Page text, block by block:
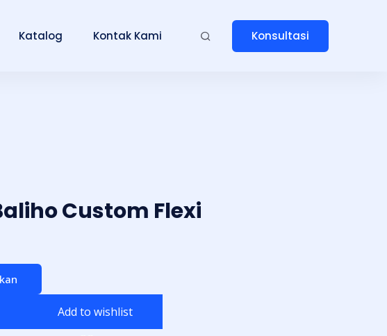
Katalog Kontak Kami Konsultasi
Custom Flexi
Add to wishlist